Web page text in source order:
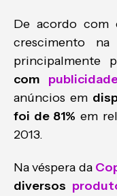
De acordo com
crescimento
principalmente
com
anúncios em
foi de 81% em
2013.
Na véspera da
diversos